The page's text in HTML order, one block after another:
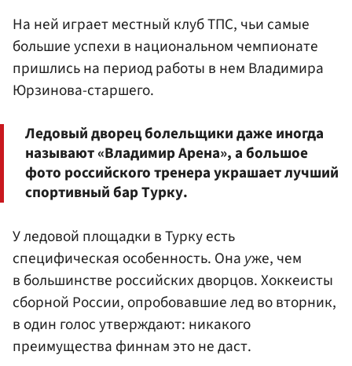
На ней играет местный клуб ТПС, чьи самые
большие успехи в национальном чемпионате
пришлись на период работы в нем Владимира
Юрзинова-старшего.
Ледовый дворец болельщики даже иногда
называют «Владимир Арена», а большое
фото российского тренера украшает лучший
спортивный бар Турку.
У ледовой площадки в Турку есть
специфическая особенность. Она уже, чем
в большинстве российских дворцов. Хоккеисты
сборной России, опробовавшие лед во вторник,
в один голос утверждают: никакого
преимущества финнам это не даст.